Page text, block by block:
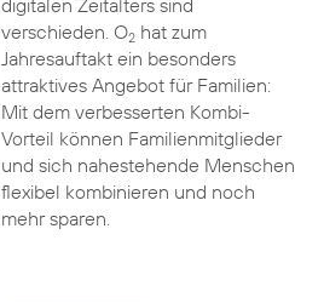
digitalen Zeitalters sind
verschieden. O2hat zum
Jahresauftakt ein besonders
attraktives Angebot für Familien:
Mit dem verbesserten Kombi-
Vorteil können Familienmitglieder
und sich nahestehende Menschen
flexibel kombinieren und noch
mehr sparen.